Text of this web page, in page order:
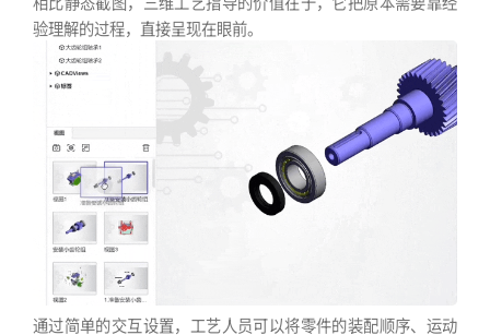
验理解的过程，直接呈现在眼前。
通过简单的交互设置，工艺人员可以将零件的装配顺序、运动